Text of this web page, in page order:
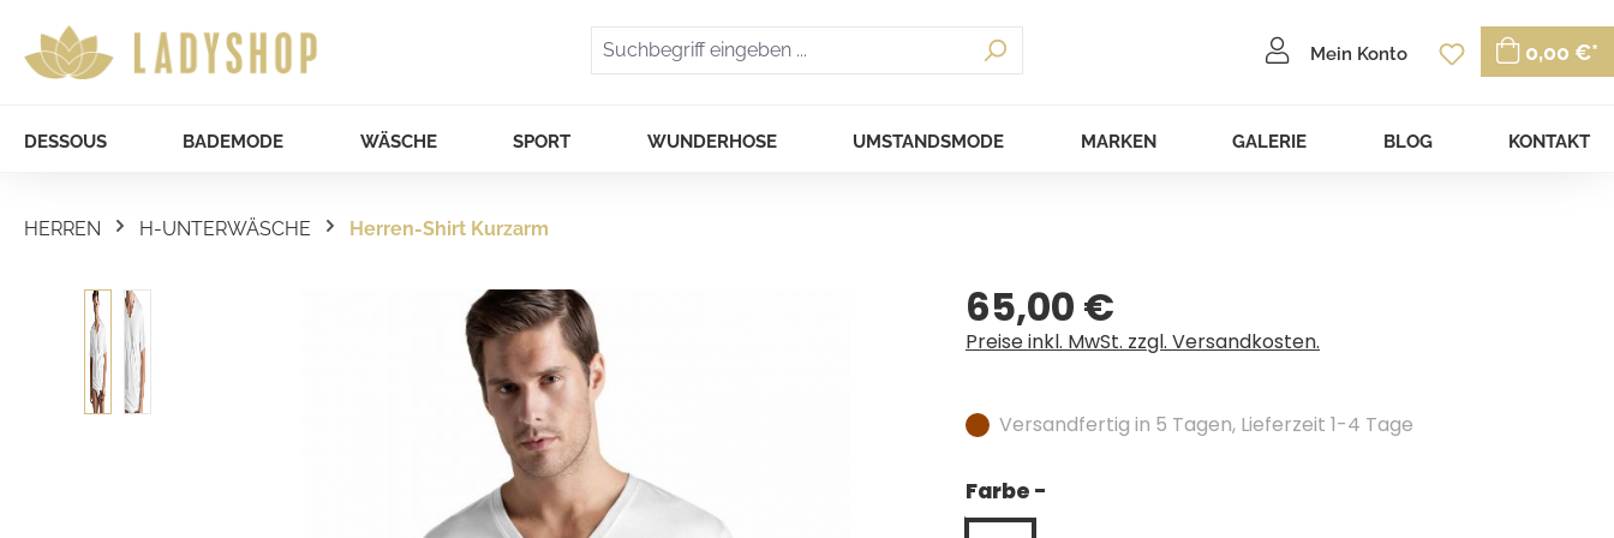
Mein Konto Du hast 0
0,00 €*
DESSOUS BADEMODE WÄSCHE SPORT WUNDERHOSE UMSTANDSMODE MARKEN GALERIE BLOG KONTAKT
HERREN H-UNTERWÄSCHE Herren-Shirt Kurzarm
Bildergalerie überspringen Regulärer Preis:
65,00 €
Preise inkl. MwSt. zzgl. Versandkosten.
Versandfertig in 5 Tagen, Lieferzeit 1-4 Tage
Farbe -